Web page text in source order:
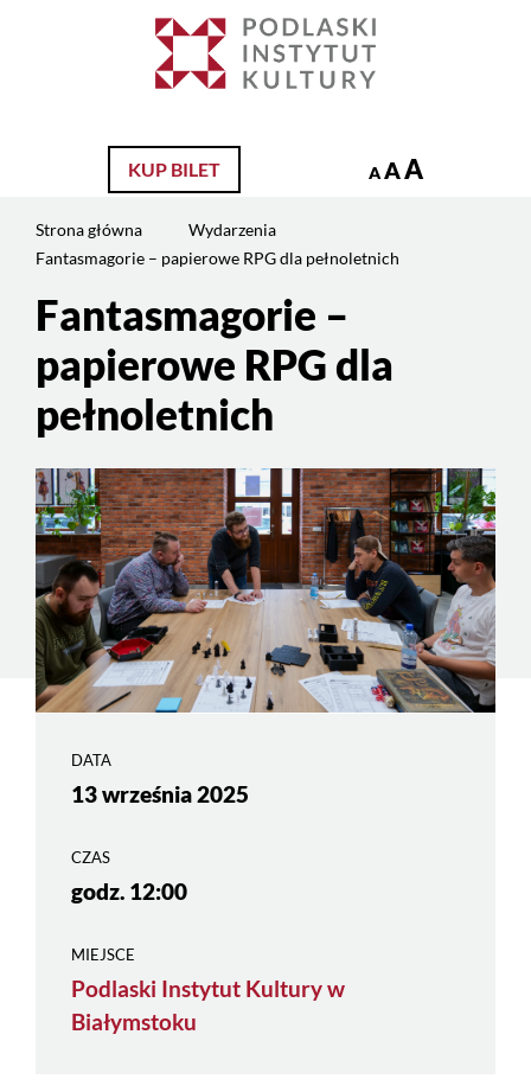
pełnoletnich
KUP BILET A AA
Strona główna
Wydarzenia
Fantasmagorie – papierowe RPG dla pełnoletnich
Fantasmagorie –
papierowe RPG dla
pełnoletnich
DATA
13 września 2025
CZAS
godz. 12:00
MIEJSCE
Podlaski Instytut Kultury w
Białymstoku